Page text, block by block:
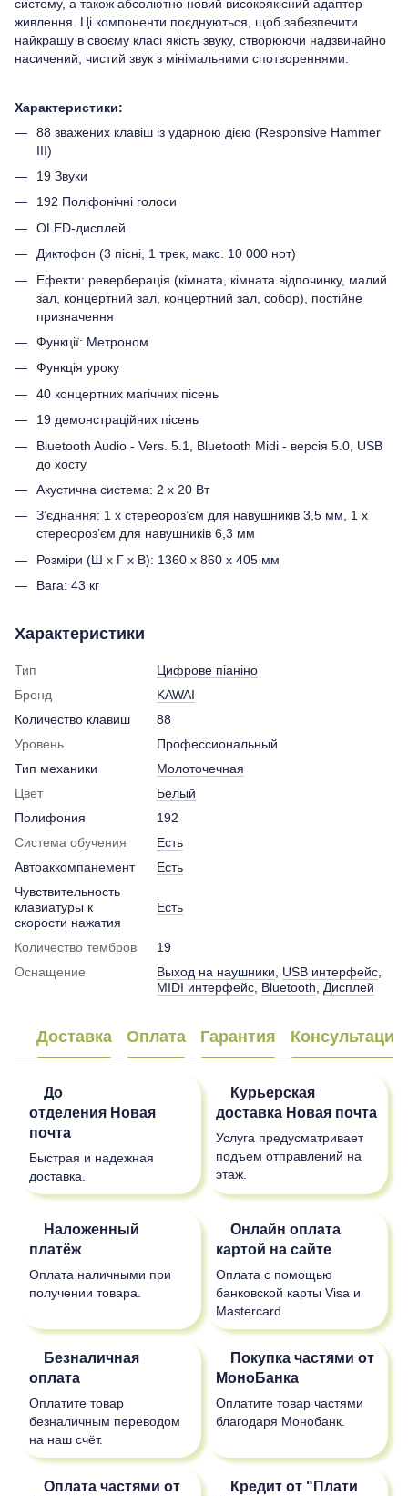
систему, а також абсолютно новий високоякісний адаптер
живлення. Ці компоненти поєднуються, щоб забезпечити
найкращу в своєму класі якість звуку, створюючи надзвичайно
насичений, чистий звук з мінімальними спотвореннями.
Характеристики:
88 зважених клавіш із ударною дією (Responsive Hammer
III)
19 Звуки
192 Поліфонічні голоси
OLED-дисплей
Диктофон (3 пісні, 1 трек, макс. 10 000 нот)
Ефекти: реверберація (кімната, кімната відпочинку, малий
зал, концертний зал, концертний зал, собор), постійне
призначення
Функції: Метроном
Функція уроку
40 концертних магічних пісень
19 демонстраційних пісень
Bluetooth Audio - Vers. 5.1, Bluetooth Midi - версія 5.0, USB
до хосту
Акустична система: 2 х 20 Вт
З’єднання: 1 x стереороз’єм для навушників 3,5 мм, 1 x
стереороз’єм для навушників 6,3 мм
Розміри (Ш x Г x В): 1360 x 860 x 405 мм
Вага: 43 кг
Характеристики
Тип
Цифрове піаніно
Бренд
KAWAI
Количество клавиш
88
Уровень
Профессиональный
Тип механики
Молоточечная
Цвет
Белый
Полифония
192
Система обучения
Есть
Автоаккомпанемент
Есть
Чувствительность
клавиатуры к
скорости нажатия
Есть
Количество тембров
19
Оснащение
Выход на наушники USB интерфейс
MIDI интерфейс Bluetooth Дисплей
Доставка Оплата Гарантия Консультация
До
отделения Новая
почта
Быстрая и надежная
доставка.
Курьерская
доставка Новая почта
Услуга предусматривает
подъем отправлений на
этаж.
Наложенный
платёж
Оплата наличными при
получении товара.
Онлайн оплата
картой на сайте
Оплата с помощью
банковской карты Visa и
Mastercard.
Безналичная
оплата
Оплатите товар
безналичным переводом
на наш счёт.
Покупка частями от
МоноБанка
Оплатите товар частями
благодаря Монобанк.
Оплата частями от
Кредит от "Плати